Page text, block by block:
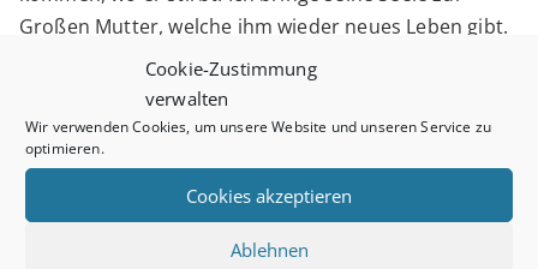
Cookie-Zustimmung
verwalten
Wir verwenden Cookies, um unsere Website und unseren Service zu
optimieren.
Cookies akzeptieren
Ablehnen
Großen Mutter, welche ihm wieder neues Leben gibt.
Dies ist der Weg aller Geschöpfe, nicht nur des
Sonnenkönigs.“
„Du meinst, alles lebt und stirbt und lebt wieder?“ Die
Feen schauten verwundert das in die Arme der
Großen Mutter geschmiegte Sonnenkönigsbaby an.
„Ja, ihr Kleinen“, antwortete die Alte Weise. „Es gibt
kein Ende des Lebens. Dies ist das große mystische